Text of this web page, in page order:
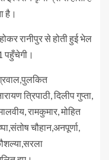
है।
रानीपुर से होती हुई भेल
पहुँचेगी।
त्रिपाठी, दिलीप गुप्ता,
रामकुमार, मोहित
चौहान,अनपूर्णा,